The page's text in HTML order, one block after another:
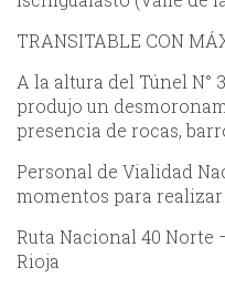
TRANSITABLE CON
A la altura del Túnel N°
produjo un
presencia de rocas,
Personal de Vialidad
momentos para realizar
Ruta Nacional 40 Norte
Rioja